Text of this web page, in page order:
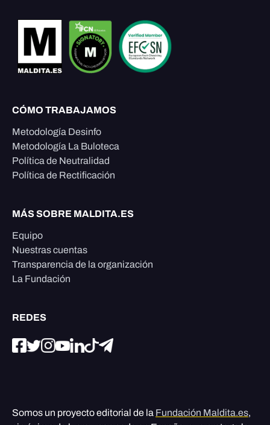
CÓMO TRABAJAMOS
Metodología Desinfo
Metodología La Buloteca
Política de Neutralidad
Política de Rectificación
MÁS SOBRE MALDITA.ES
Equipo
Nuestras cuentas
Transparencia de la organización
La Fundación
REDES
Somos un proyecto editorial de la Fundación Maldita.es,